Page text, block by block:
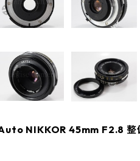
NIKKOR 45mm F2.8 整